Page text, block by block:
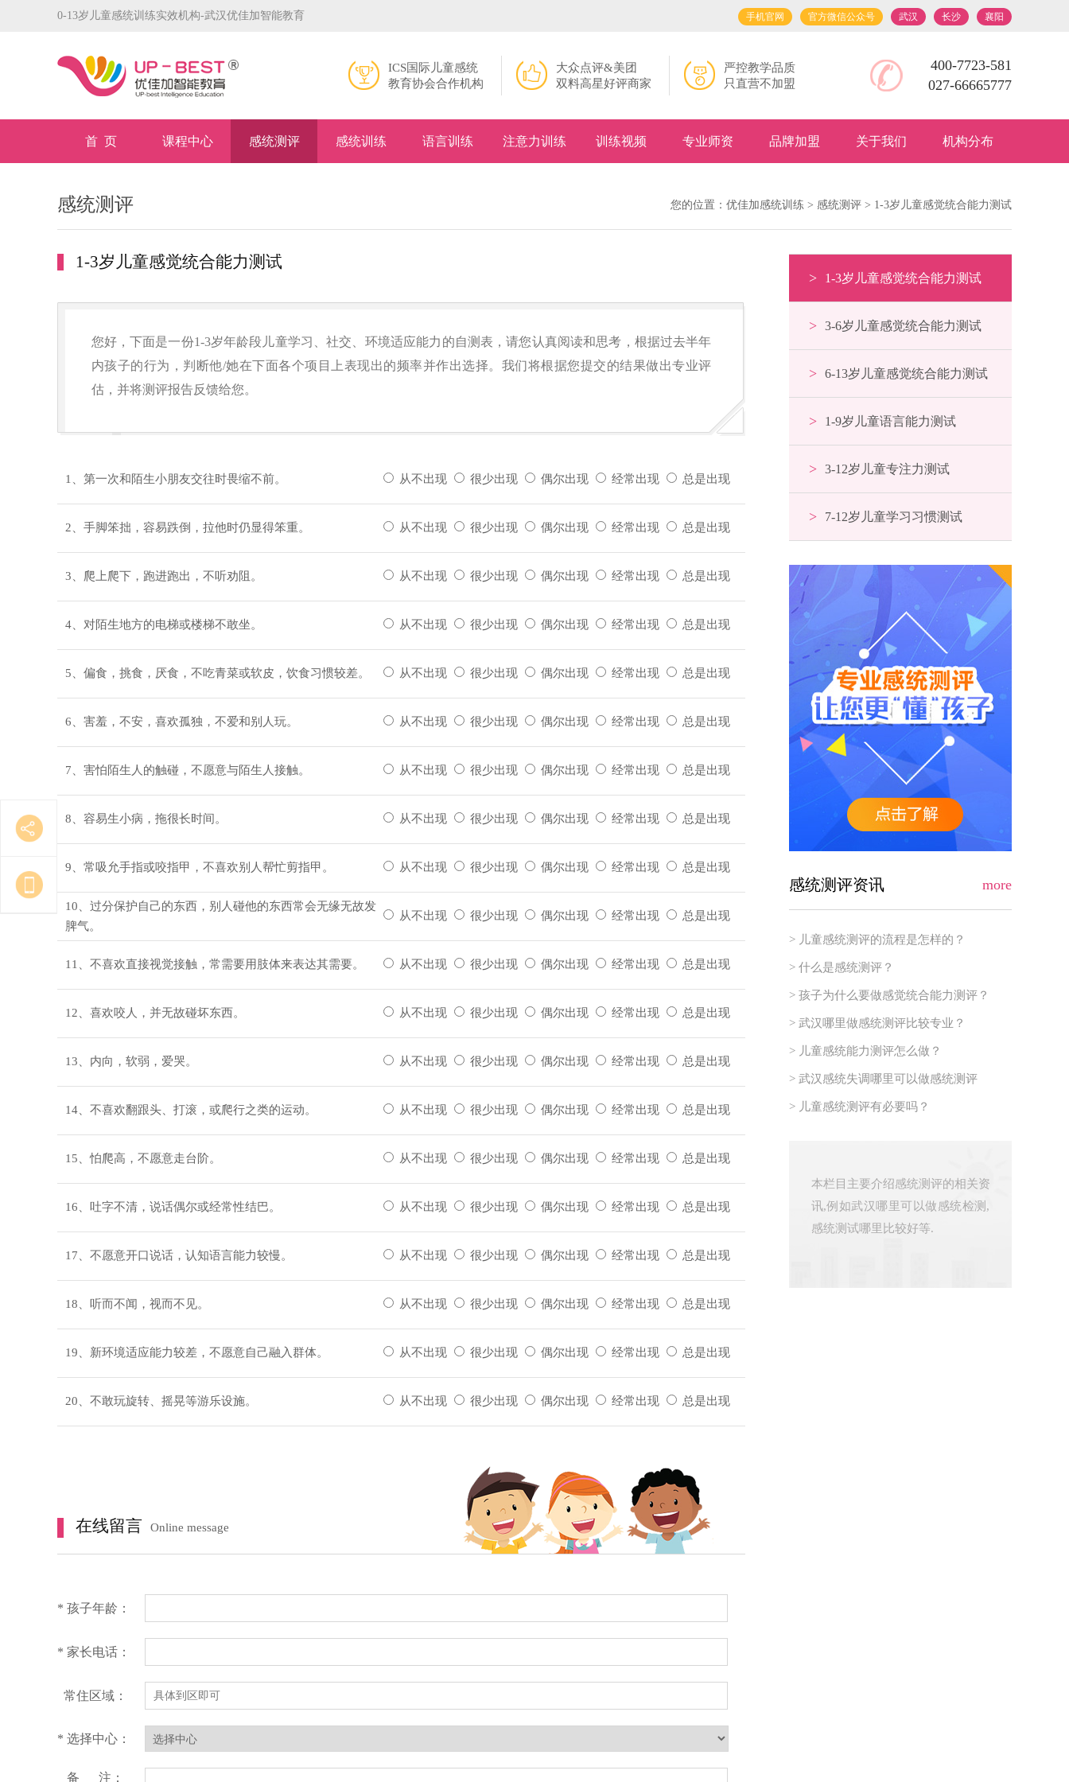
0-13岁儿童感统训练实效机构-武汉优佳加智能教育 襄阳
长沙
武汉
官方微信公众号
手机官网
严控教学品质
只直营不加盟
大众点评&美团
双料高星好评商家
ICS国际儿童感统
教育协会合作机构
400-7723-581
027-66665777
首 页 课程中心 感统测评 感统训练 语言训练 注意力训练 训练视频 专业师资 品牌加盟 关于我们 机构分布
感统测评 您的位置： 优佳加感统训练 > 感统测评 > 1-3岁儿童感觉统合能力测试
1-3岁儿童感觉统合能力测试
您好，下面是一份1-3岁年龄段儿童学习、社交、环境适应能力的自测表，请您认真阅读和思考，根据过去半年
内孩子的行为，判断他/她在下面各个项目上表现出的频率并作出选择。我们将根据您提交的结果做出专业评
估，并将测评报告反馈给您。
1、第一次和陌生小朋友交往时畏缩不前。 从不出现 很少出现 偶尔出现 经常出现 总是出现
2、手脚笨拙，容易跌倒，拉他时仍显得笨重。 从不出现 很少出现 偶尔出现 经常出现 总是出现
3、爬上爬下，跑进跑出，不听劝阻。 从不出现 很少出现 偶尔出现 经常出现 总是出现
4、对陌生地方的电梯或楼梯不敢坐。 从不出现 很少出现 偶尔出现 经常出现 总是出现
5、偏食，挑食，厌食，不吃青菜或软皮，饮食习惯较差。 从不出现 很少出现 偶尔出现 经常出现 总是出现
6、害羞，不安，喜欢孤独，不爱和别人玩。 从不出现 很少出现 偶尔出现 经常出现 总是出现
7、害怕陌生人的触碰，不愿意与陌生人接触。 从不出现 很少出现 偶尔出现 经常出现 总是出现
8、容易生小病，拖很长时间。 从不出现 很少出现 偶尔出现 经常出现 总是出现
9、常吸允手指或咬指甲，不喜欢别人帮忙剪指甲。 从不出现 很少出现 偶尔出现 经常出现 总是出现
10、过分保护自己的东西，别人碰他的东西常会无缘无故发
脾气。
从不出现 很少出现 偶尔出现 经常出现 总是出现
11、不喜欢直接视觉接触，常需要用肢体来表达其需要。 从不出现 很少出现 偶尔出现 经常出现 总是出现
12、喜欢咬人，并无故碰坏东西。 从不出现 很少出现 偶尔出现 经常出现 总是出现
13、内向，软弱，爱哭。 从不出现 很少出现 偶尔出现 经常出现 总是出现
14、不喜欢翻跟头、打滚，或爬行之类的运动。 从不出现 很少出现 偶尔出现 经常出现 总是出现
15、怕爬高，不愿意走台阶。 从不出现 很少出现 偶尔出现 经常出现 总是出现
16、吐字不清，说话偶尔或经常性结巴。 从不出现 很少出现 偶尔出现 经常出现 总是出现
17、不愿意开口说话，认知语言能力较慢。 从不出现 很少出现 偶尔出现 经常出现 总是出现
18、听而不闻，视而不见。 从不出现 很少出现 偶尔出现 经常出现 总是出现
19、新环境适应能力较差，不愿意自己融入群体。 从不出现 很少出现 偶尔出现 经常出现 总是出现
20、不敢玩旋转、摇晃等游乐设施。 从不出现 很少出现 偶尔出现 经常出现 总是出现
在线留言 Online message
* 孩子年龄：
* 家长电话：
常住区域：
* 选择中心：
备 注：
> 1-3岁儿童感觉统合能力测试
> 3-6岁儿童感觉统合能力测试
> 6-13岁儿童感觉统合能力测试
> 1-9岁儿童语言能力测试
> 3-12岁儿童专注力测试
> 7-12岁儿童学习习惯测试
感统测评资讯 more
> 儿童感统测评的流程是怎样的？
> 什么是感统测评？
> 孩子为什么要做感觉统合能力测评？
> 武汉哪里做感统测评比较专业？
> 儿童感统能力测评怎么做？
> 武汉感统失调哪里可以做感统测评
> 儿童感统测评有必要吗？
本栏目主要介绍感统测评的相关资
讯,例如武汉哪里可以做感统检测,
感统测试哪里比较好等.